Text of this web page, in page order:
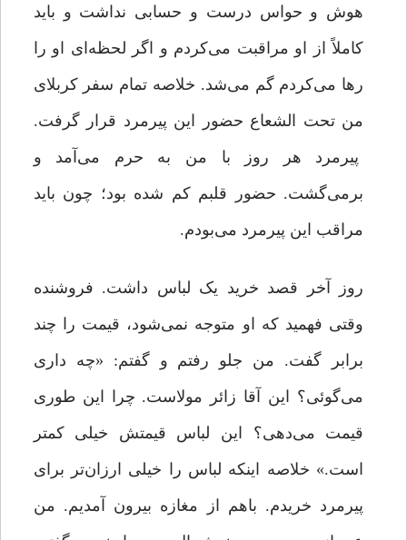
هوش و حواس درست و حسابی نداشت و باید
کاملاً از او مراقبت می‌کردم و اگر لحظه‌ای او را
رها می‌کردم گم می‌شد. خلاصه تمام سفر کربلای
من تحت الشعاع حضور این پیرمرد قرار گرفت.
پیرمرد هر روز با من به حرم می‌آمد و
برمی‌گشت. حضور قلبم کم شده بود؛ چون باید
مراقب این پیرمرد می‌بودم.
روز آخر قصد خرید یک لباس داشت. فروشنده
وقتی فهمید که او متوجه نمی‌شود، قیمت را چند
برابر گفت. من جلو رفتم و گفتم: «چه داری
می‌گوئی؟ این آقا زائر مولاست. چرا این‌ طوری
قیمت می‌دهی؟ این لباس قیمتش خیلی کمتر
است.» خلاصه اینکه لباس را خیلی ارزان‌تر برای
پیرمرد خریدم. باهم از مغازه بیرون آمدیم. من